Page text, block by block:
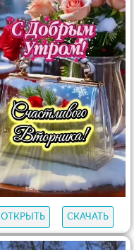
ОТКРЫТЬ СКАЧАТЬ